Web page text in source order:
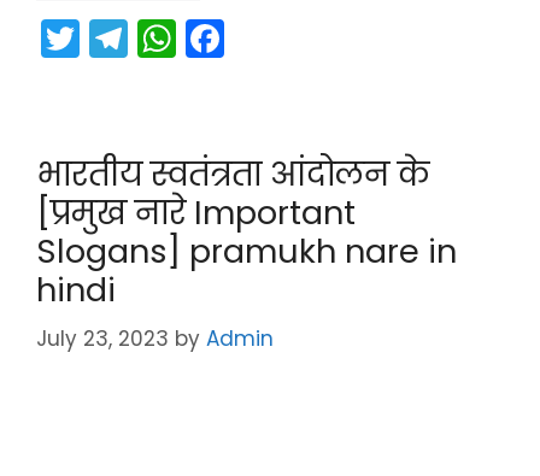
T
w
er
T
el
gr
a
m
W
h
ts
A
p
p
e
b
o
o
भारतीय स्वतंत्रता आंदोलन के
[प्रमुख नारे Important
Slogans] pramukh nare in
hindi
July 23, 2023 by Admin